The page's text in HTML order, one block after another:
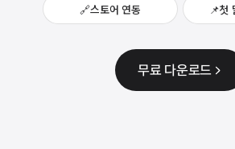
🔗스토어 연동 📌첫
무료 다운로드